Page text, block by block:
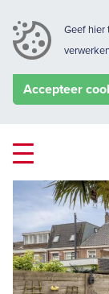
Geef hier
Accepteer